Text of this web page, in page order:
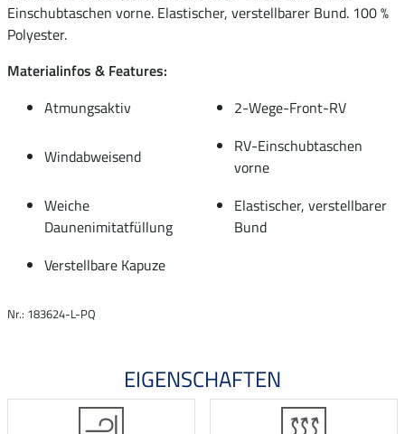
Einschubtaschen vorne. Elastischer, verstellbarer Bund. 100 %
Polyester.
Materialinfos & Features:
Atmungsaktiv
2-Wege-Front-RV
Windabweisend
RV-Einschubtaschen
vorne
Weiche
Daunenimitatfüllung
Elastischer, verstellbarer
Bund
Verstellbare Kapuze
Nr.: 183624-L-PQ
EIGENSCHAFTEN